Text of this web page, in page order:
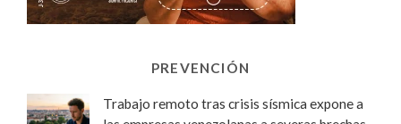
PREVENCIÓN
Trabajo remoto tras crisis sísmica expone a